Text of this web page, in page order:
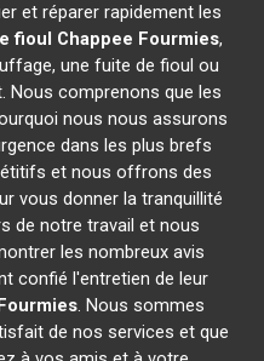
et réparer rapidement les
fioul Chappee Fourmies,
une fuite de fioul ou
Nous comprenons que les
nous nous assurons
dans les plus brefs
et nous offrons des
vous donner la tranquillité
de notre travail et nous
les nombreux avis
confié l'entretien de leur
. Nous sommes
de nos services et que